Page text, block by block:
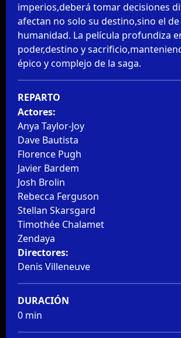
imperios,deberá tomar decisiones
afectan no solo su destino,sino el
humanidad. La película profundiza
poder,destino y
épico y complejo de la saga.
REPARTO
Actores:
Anya Taylor-Joy
Dave Bautista
Florence Pugh
Javier Bardem
Josh Brolin
Rebecca Ferguson
Stellan Skarsgard
Timothée Chalamet
Zendaya
Directores:
Denis Villeneuve
DURACIÓN
0 min